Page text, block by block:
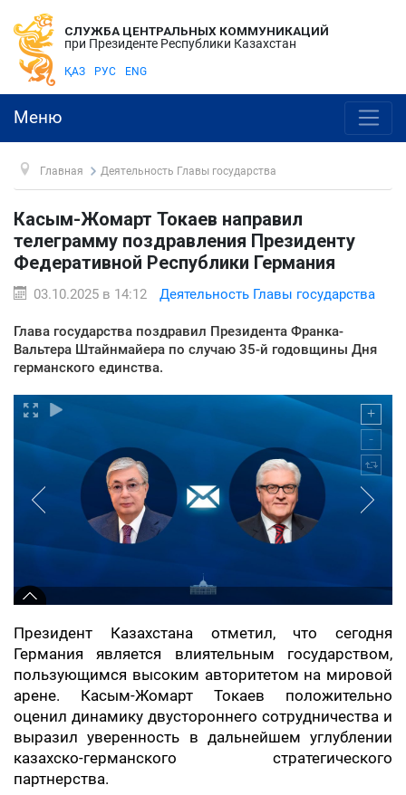
СЛУЖБА ЦЕНТРАЛЬНЫХ КОММУНИКАЦИЙ
при Президенте Республики Казахстан
ҚАЗ РУС ENG
Меню
Главная Деятельность Главы государства
Касым-Жомарт Токаев направил
телеграмму поздравления Президенту
Федеративной Республики Германия
03.10.2025 в 14:12 Деятельность Главы государства
Глава государства поздравил Президента Франка-
Вальтера Штайнмайера по случаю 35-й годовщины Дня
германского единства.
Президент Казахстана отметил, что сегодня
Германия является влиятельным государством,
пользующимся высоким авторитетом на мировой
арене. Касым-Жомарт Токаев положительно
оценил динамику двустороннего сотрудничества и
выразил уверенность в дальнейшем углублении
казахско-германского стратегического
партнерства.